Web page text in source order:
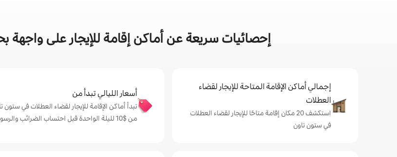
إحصائيات سريعة عن أماكن إقامة للإيجار على واجهة
إجمالي أماكن الإقامة المتاحة للإيجار لقضاء
العطلات
استكشف 20 مكان إقامة متاحًا للإيجار لقضاء العطلات
في ستون تاون
أسعار الليالي تبدأ من
تبدأ أماكن الإقامة للإيجار لقضاء العطلات في ستون
من $‏10 لليلة الواحدة قبل احتساب الضرائب والرسوم